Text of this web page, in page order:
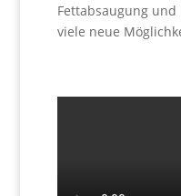
Fettabsaugung
viele neue